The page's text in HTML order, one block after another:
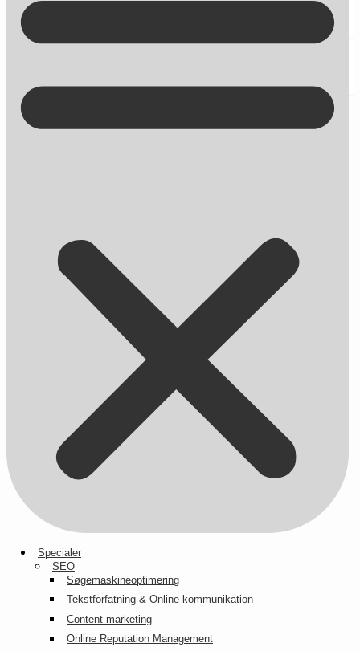
Kontakt på +45 70 13 63 23
Specialer
SEO
Søgemaskineoptimering
Tekstforfatning & Online kommunikation
Content marketing
Online Reputation Management
5 trin til det gode blogindlæg